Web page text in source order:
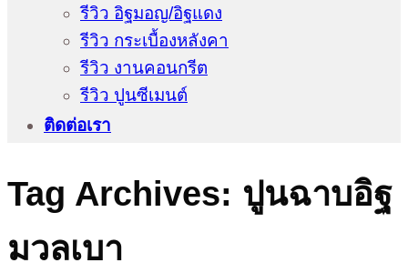
รีวิว อิฐมอญ/อิฐแดง
รีวิว กระเบื้องหลังคา
รีวิว งานคอนกรีต
รีวิว ปูนซีเมนต์
ติดต่อเรา
Tag Archives: ปูนฉาบอิฐ
มวลเบา